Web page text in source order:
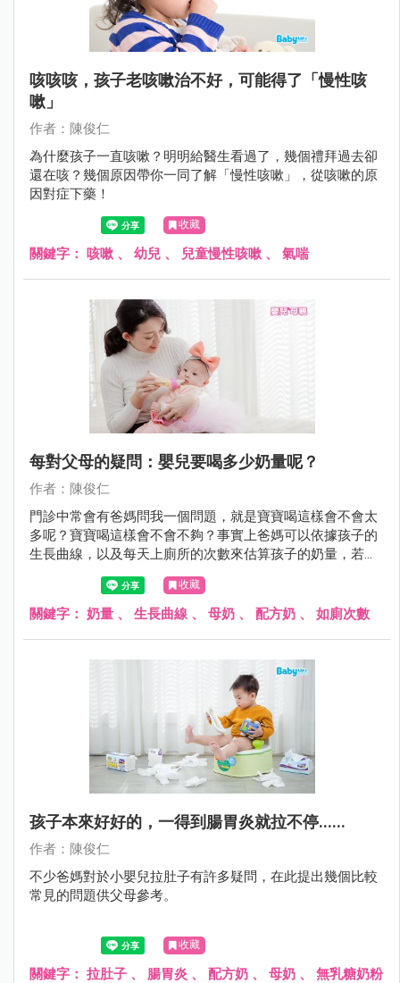
咳咳咳，孩子老咳嗽治不好，可能得了「慢性咳
嗽」
作者：陳俊仁
為什麼孩子一直咳嗽？明明給醫生看過了，幾個禮拜過去卻
還在咳？幾個原因帶你一同了解「慢性咳嗽」，從咳嗽的原
因對症下藥！
收藏
關鍵字： 咳嗽 、 幼兒 、 兒童慢性咳嗽 、 氣喘
每對父母的疑問：嬰兒要喝多少奶量呢？
作者：陳俊仁
門診中常會有爸媽問我一個問題，就是寶寶喝這樣會不會太
多呢？寶寶喝這樣會不會不夠？事實上爸媽可以依據孩子的
生長曲線，以及每天上廁所的次數來估算孩子的奶量，若是
都在正常範圍內就不必太過於擔心囉！
收藏
關鍵字： 奶量 、 生長曲線 、 母奶 、 配方奶 、 如廁次數
孩子本來好好的，一得到腸胃炎就拉不停......
作者：陳俊仁
不少爸媽對於小嬰兒拉肚子有許多疑問，在此提出幾個比較
常見的問題供父母參考。
收藏
關鍵字： 拉肚子 、 腸胃炎 、 配方奶 、 母奶 、 無乳糖奶粉